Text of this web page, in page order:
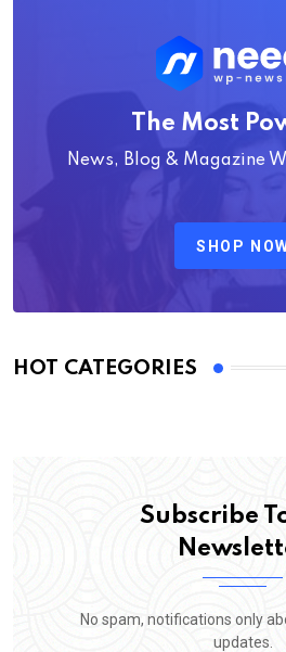
The Most
News, Blog & Magazine
SHOP
HOT CATEGORIES
Subscribe
No spam, notifications only
updates.